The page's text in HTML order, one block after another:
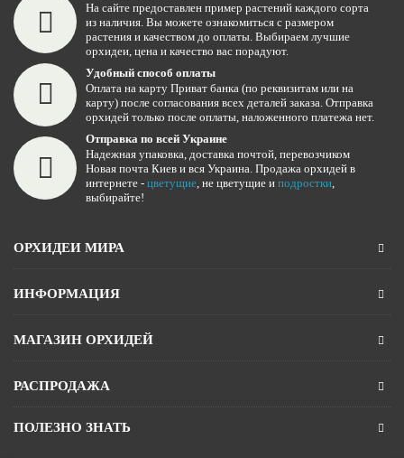
На сайте предоставлен пример растений каждого сорта
из наличия. Вы можете ознакомиться с размером
растения и качеством до оплаты. Выбираем лучшие
орхидеи, цена и качество вас порадуют.
Удобный способ оплаты
Оплата на карту Приват банка (по реквизитам или на
карту) после согласования всех деталей заказа. Отправка
орхидей только после оплаты, наложенного платежа нет.
Отправка по всей Украине
Надежная упаковка, доставка почтой, перевозчиком
Новая почта Киев и вся Украина. Продажа орхидей в
интернете - цветущие, не цветущие и подростки,
выбирайте!
ОРХИДЕИ МИРА
ИНФОРМАЦИЯ
МАГАЗИН ОРХИДЕЙ
РАСПРОДАЖА
ПОЛЕЗНО ЗНАТЬ